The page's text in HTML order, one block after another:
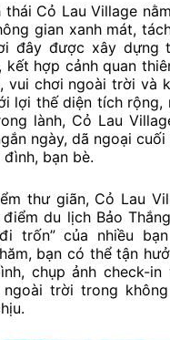
thái Cỏ Lau Village
gian xanh mát,
đây được xây dựng
kết hợp cảnh quan
vui chơi ngoài trời và
lợi thế diện tích rộng,
lành, Cỏ Lau
ngày, dã ngoại
bạn bè.
thư giãn, Cỏ Lau
du lịch Bảo
trốn” của nhiều
bạn có thể tận
chụp ảnh check-in
trời trong